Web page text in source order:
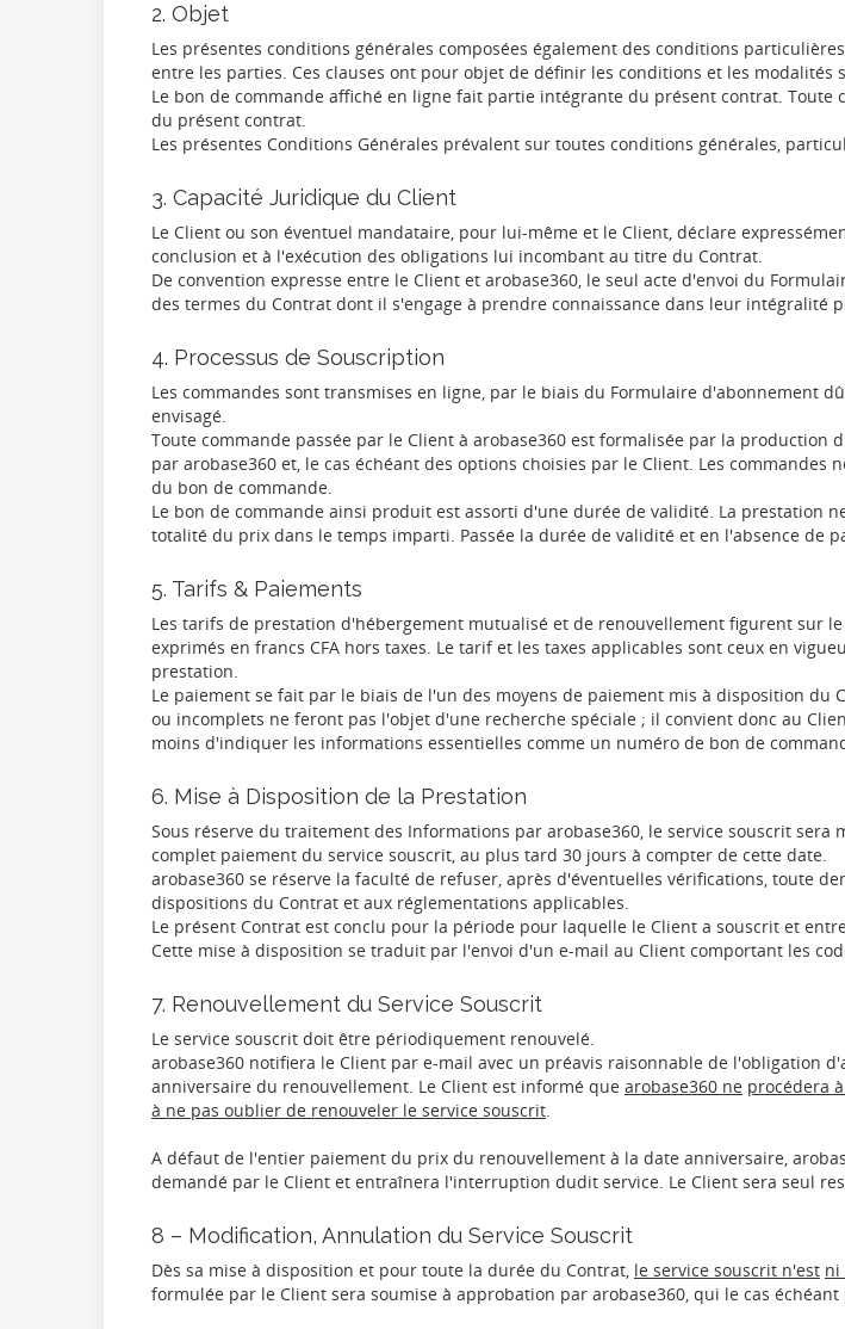
2. Objet
Les présentes conditions générales composées également des conditions
entre les parties. Ces clauses ont pour objet de définir les conditions et les
Le bon de commande affiché en ligne fait partie intégrante du présent contrat.
du présent contrat.
Les présentes Conditions Générales prévalent sur toutes conditions générales,
3. Capacité Juridique du Client
Le Client ou son éventuel mandataire, pour lui-même et le Client, déclare
conclusion et à l'exécution des obligations lui incombant au titre du Contrat.
De convention expresse entre le Client et arobase360, le seul acte d'envoi du
des termes du Contrat dont il s'engage à prendre connaissance dans leur intégralité
4. Processus de Souscription
Les commandes sont transmises en ligne, par le biais du Formulaire d'abonnement
envisagé.
Toute commande passée par le Client à arobase360 est formalisée par la
par arobase360 et, le cas échéant des options choisies par le Client. Les
du bon de commande.
Le bon de commande ainsi produit est assorti d'une durée de validité. La prestation
totalité du prix dans le temps imparti. Passée la durée de validité et en l'absence de
5. Tarifs & Paiements
Les tarifs de prestation d'hébergement mutualisé et de renouvellement figurent sur
exprimés en francs CFA hors taxes. Le tarif et les taxes applicables sont ceux en
prestation.
Le paiement se fait par le biais de l'un des moyens de paiement mis à disposition du
ou incomplets ne feront pas l'objet d'une recherche spéciale ; il convient donc au
moins d'indiquer les informations essentielles comme un numéro de bon de
6. Mise à Disposition de la Prestation
Sous réserve du traitement des Informations par arobase360, le service souscrit
complet paiement du service souscrit, au plus tard 30 jours à compter de cette date.
arobase360 se réserve la faculté de refuser, après d'éventuelles vérifications, toute
dispositions du Contrat et aux réglementations applicables.
Le présent Contrat est conclu pour la période pour laquelle le Client a souscrit et
Cette mise à disposition se traduit par l'envoi d'un e-mail au Client comportant les
7. Renouvellement du Service Souscrit
Le service souscrit doit être périodiquement renouvelé.
arobase360 notifiera le Client par e-mail avec un préavis raisonnable de l'obligation
anniversaire du renouvellement. Le Client est informé que arobase360 ne procédera
à ne pas oublier de renouveler le service souscrit.
A défaut de l'entier paiement du prix du renouvellement à la date anniversaire,
demandé par le Client et entraînera l'interruption dudit service. Le Client sera seul
8 – Modification, Annulation du Service Souscrit
Dès sa mise à disposition et pour toute la durée du Contrat, le service souscrit n'est ni
formulée par le Client sera soumise à approbation par arobase360, qui le cas